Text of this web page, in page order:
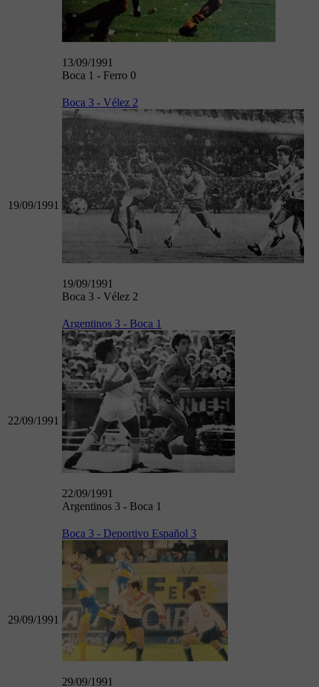
13/09/1991
Boca 1 - Ferro 0
19/09/1991
Boca 3 - Vélez 2
19/09/1991
Boca 3 - Vélez 2
22/09/1991
Argentinos 3 - Boca 1
22/09/1991
Argentinos 3 - Boca 1
29/09/1991
Boca 3 - Deportivo Español 3
29/09/1991